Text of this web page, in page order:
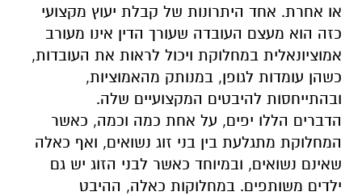
או אחרת. אחד היתרונות של קבלת יעוץ מקצועי
כזה הוא מעצם העובדה שעורך הדין אינו מעורב
אמוציונאלית במחלוקת ויכול לראות את העובדות,
כשהן עומדות לגופן, במנותק מהאמוציות,
ובהתייחסות להיבטים המקצועיים שלה.
הדברים הללו יפים, על אחת כמה וכמה, כאשר
המחלוקת מתגלעת בין בני זוג נשואים, ואף כאלה
שאינם נשואים, ובמיוחד כאשר לבני הזוג יש גם
ילדים משותפים. במחלוקות כאלה, ההיבט